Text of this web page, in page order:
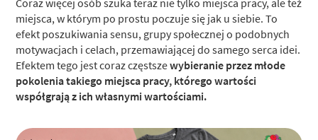
miejsca, w którym po prostu poczuje się jak u siebie. To
efekt poszukiwania sensu, grupy społecznej o podobnych
motywacjach i celach, przemawiającej do samego serca idei.
Efektem tego jest coraz częstszewybieranie przez młode
pokolenia takiego miejsca pracy, którego wartości
współgrają z ich własnymi wartościami.